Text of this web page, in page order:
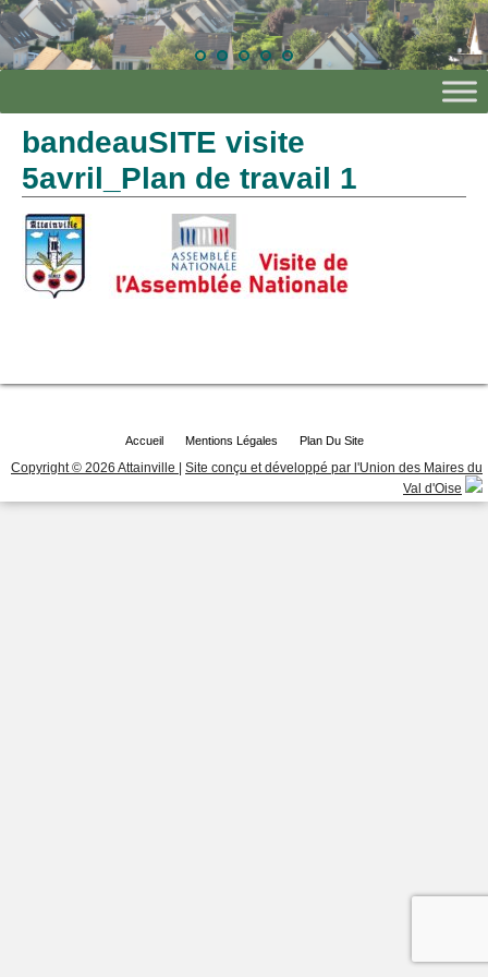
bandeauSITE visite
5avril_Plan de travail 1
Accueil Mentions Légales Plan Du Site
Copyright © 2026 Attainville | Site conçu et développé par l'Union des Maires du
Val d'Oise